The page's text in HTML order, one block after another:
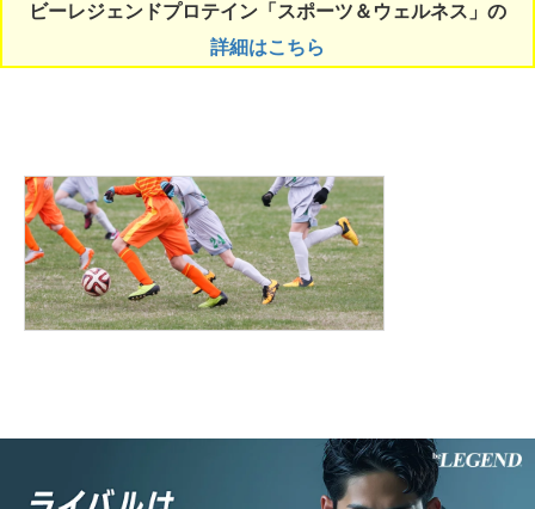
ビーレジェンドプロテイン「スポーツ＆ウェルネス」の
詳細はこちら